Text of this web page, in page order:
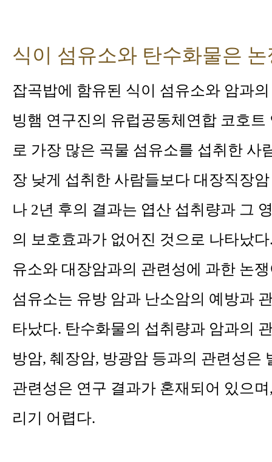
식이 섬유소와 탄수화물은 논
잡곡밥에 함유된 식이 섬유소와 암과
빙햄 연구진의 유럽공동체연합 코호
로 가장 많은 곡물 섬유소를 섭취한 사
장 낮게 섭취한 사람들보다 대장직장
나 2년 후의 결과는 엽산 섭취량과 그
의 보호효과가 없어진 것으로 나타났
유소와 대장암과의 관련성에 과한 논
섬유소는 유방 암과 난소암의 예방과
타났다. 탄수화물의 섭취량과 암과의
방암, 췌장암, 방광암 등과의 관련성은
관련성은 연구 결과가 혼재되어 있으
리기 어렵다.